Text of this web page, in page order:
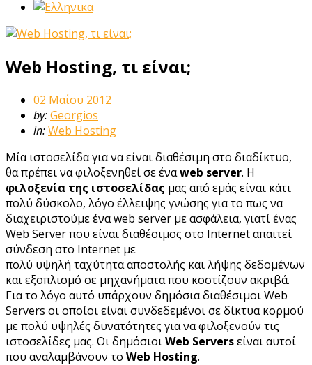
Web Hosting, τι είναι;
02 Μαΐου 2012
by:Georgios
in:Web Hosting
Μία ιστοσελίδα για να είναι διαθέσιμη στο διαδίκτυο,
θα πρέπει να φιλοξενηθεί σε έναweb server. Η
φιλοξενία της ιστοσελίδας μας από εμάς είναι κάτι
πολύ δύσκολο, λόγο έλλειψης γνώσης για το πως να
διαχειριστούμε ένα web server με ασφάλεια, γιατί ένας
Web Server που είναι διαθέσιμος στο Internet απαιτεί
σύνδεση στο Internet με
πολύ υψηλή ταχύτητα αποστολής και λήψης δεδομένων
και εξοπλισμό σε μηχανήματα που κοστίζουν ακριβά.
Για το λόγο αυτό υπάρχουν δημόσια διαθέσιμοι Web
Servers οι οποίοι είναι συνδεδεμένοι σε δίκτυα κορμού
με πολύ υψηλές δυνατότητες για να φιλοξενούν τις
ιστοσελίδες μας. Οι δημόσιοιWeb Serversείναι αυτοί
που αναλαμβάνουν το Web Hosting.